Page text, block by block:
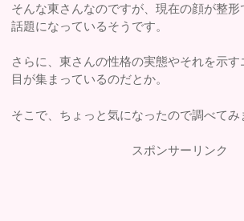
そんな東さんなのですが、現在の顔が整形
話題になっているそうです。
さらに、東さんの性格の実態やそれを示
目が集まっているのだとか。
そこで、ちょっと気になったので調べてみ
スポンサーリンク